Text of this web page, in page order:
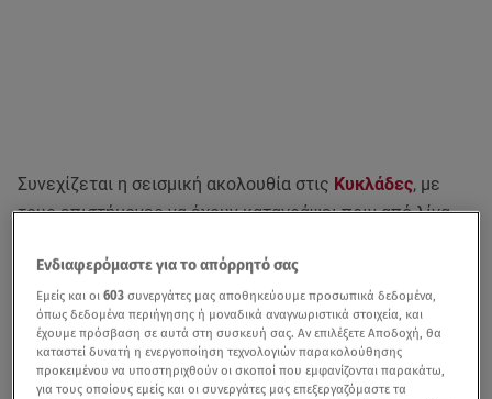
Συνεχίζεται η σεισμική ακολουθία στις Κυκλάδες, με
τους επιστήμονες να έχουν καταγράψει πριν από λίγα
τουρίστες εγκαταλείπουν τηΣαντορίνη
σημειώθηκε νέος σεισμός 4,9 Ρίχτερ στηνΑνάφη.
Πρόκειται για τη μεγαλύτερη δόνηση που έχει
σημειωθεί τις τελευταίες μέρες της έντονης σεισμικής
δραστηριότητας στην περιοχή.
Ενδιαφερόμαστε για το απόρρητό σας
Εμείς και οι603 συνεργάτες μας αποθηκεύουμε προσωπικά δεδομένα,
όπως δεδομένα περιήγησης ή μοναδικά αναγνωριστικά στοιχεία, και
έχουμε πρόσβαση σε αυτά στη συσκευή σας. Αν επιλέξετε Αποδοχή, θα
καταστεί δυνατή η ενεργοποίηση τεχνολογιών παρακολούθησης
προκειμένου να υποστηριχθούν οι σκοποί που εμφανίζονται παρακάτω,
για τους οποίους εμείς και οι συνεργάτες μας επεξεργαζόμαστε τα